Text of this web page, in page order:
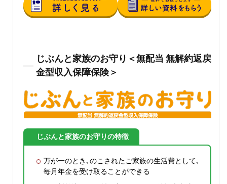
じぶんと家族のお守り＜無配当 無解約返戻
金型収入保障保険＞
じぶんと家族のお守りの特徴
万が一のとき､のこされたご家族の生活費として､
毎月年金を受け取ることができる